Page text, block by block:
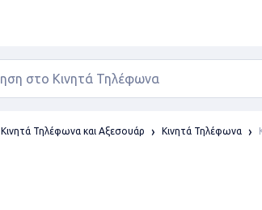
Κινητά Τηλέφωνα και Αξεσουάρ Κινητά Τηλέφωνα